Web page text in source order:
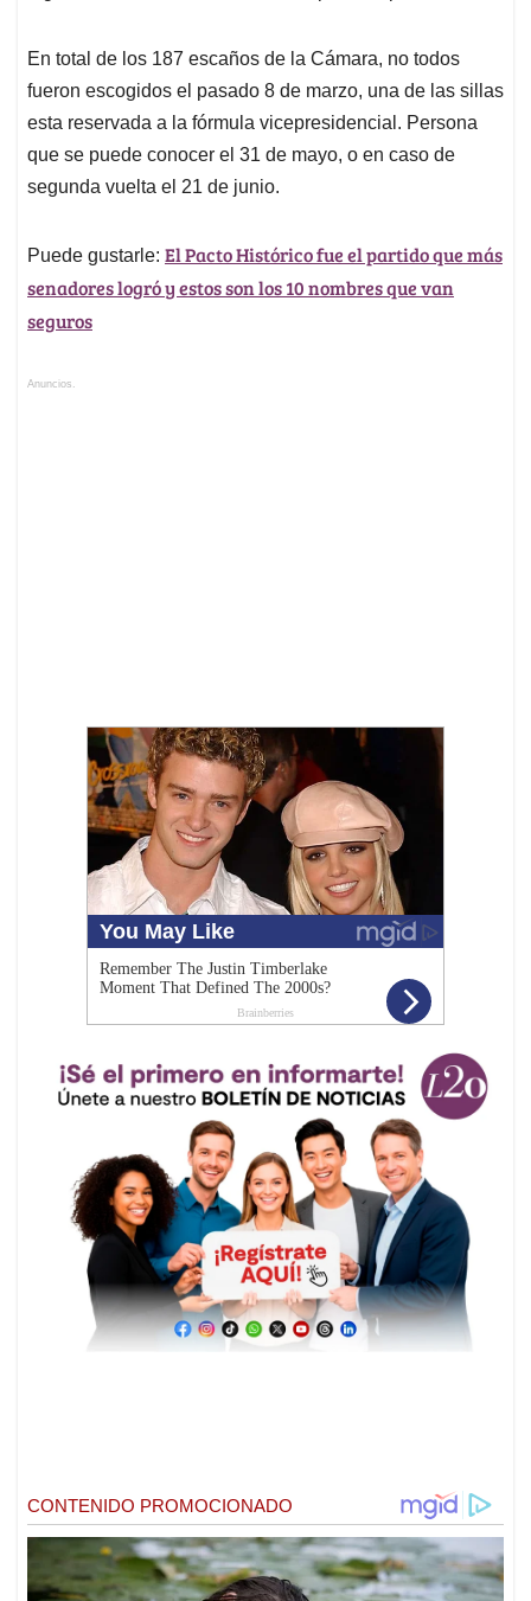
En total de los 187 escaños de la Cámara, no todos
fueron escogidos el pasado 8 de marzo, una de las sillas
esta reservada a la fórmula vicepresidencial. Persona
que se puede conocer el 31 de mayo, o en caso de
segunda vuelta el 21 de junio.
Puede gustarle: El Pacto Histórico fue el partido que más
senadores logró y estos son los 10 nombres que van
seguros
Anuncios.